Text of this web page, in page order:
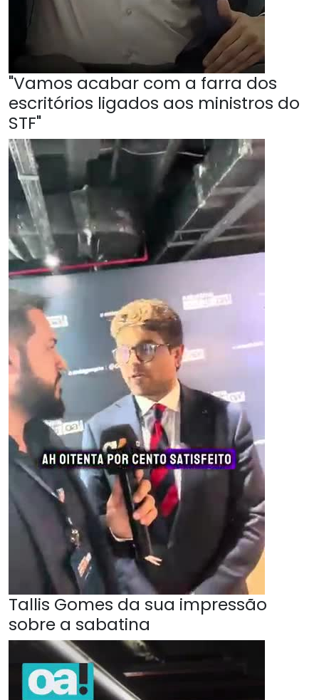
"Vamos acabar com a farra dos
escritórios ligados aos ministros do
STF"
Tallis Gomes da sua impressão
sobre a sabatina